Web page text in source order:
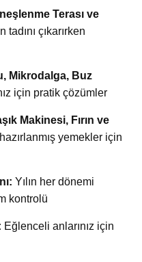
Terası ve
tadını çıkarırken
Mikrodalga, Buz
için pratik çözümler
Makinesi, Fırın ve
yemekler için
Yılın her dönemi
kontrolü
Eğlenceli anlarınız için